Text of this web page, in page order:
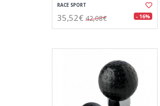
RACE SPORT
35,52€ 42,08€ - 16%